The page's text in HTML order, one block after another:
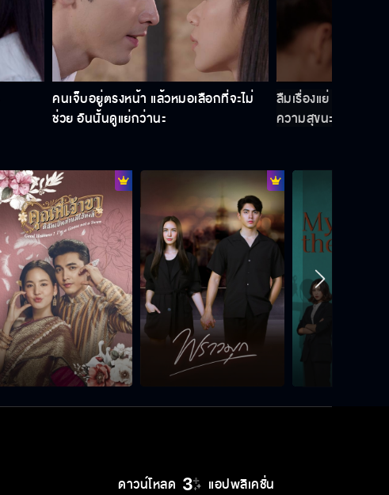
คนเจ็บอยู่ตรงหน้า แล้วหมอเลือกที่จะไม่
ช่วย อันนั้นดูแย่กว่านะ
ลืมเรื่องแย่ ๆ ไป แล้
ความสุขนะ
ดาวน์โหลด แอปพลิเคชั่น